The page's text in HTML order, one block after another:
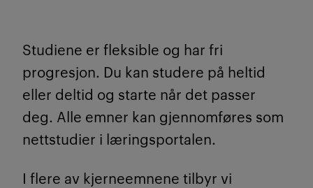
Studiene er fleksible og har fri
progresjon. Du kan studere på heltid
eller deltid og starte når det passer
deg. Alle emner kan gjennomføres som
nettstudier i læringsportalen.
I flere av kjerneemnene tilbyr vi